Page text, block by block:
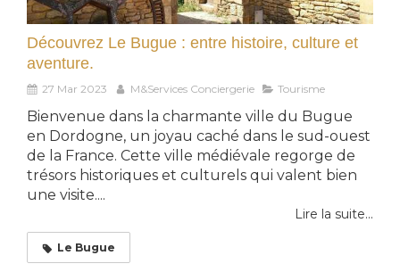
Découvrez Le Bugue : entre histoire, culture et
aventure.
27 Mar 2023 M&Services Conciergerie Tourisme
Bienvenue dans la charmante ville du Bugue
en Dordogne, un joyau caché dans le sud-ouest
de la France. Cette ville médiévale regorge de
trésors historiques et culturels qui valent bien
une visite....
Lire la suite...
Le Bugue